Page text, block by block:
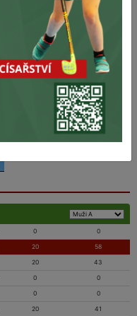
0 0
20 58
20 43
0 0
0 0
20 41